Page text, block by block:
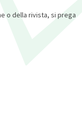
o della rivista, si prega